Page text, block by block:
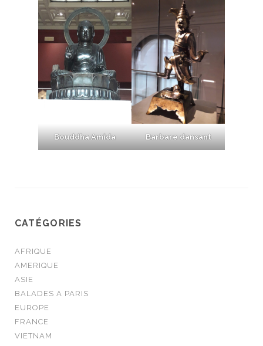
Bouddha Amida Barbare dansant
CATÉGORIES
AFRIQUE
AMERIQUE
ASIE
BALADES A PARIS
EUROPE
FRANCE
VIETNAM